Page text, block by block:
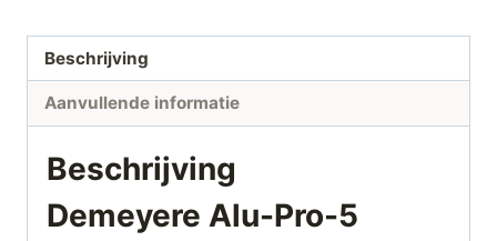
Beschrijving
Aanvullende informatie
Beschrijving
Demeyere Alu-Pro-5